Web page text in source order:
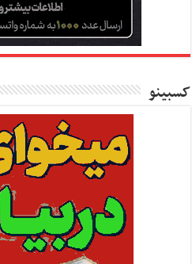
کسبینو